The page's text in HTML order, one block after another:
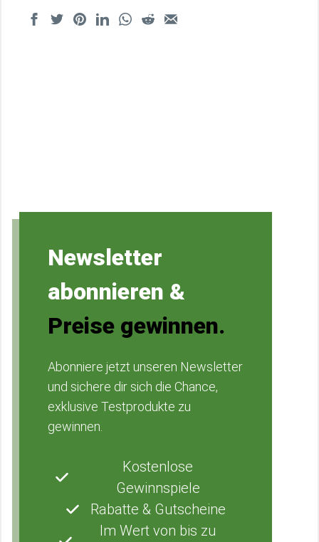
Newsletter
abonnieren &
Preise gewinnen.
Abonniere jetzt unseren Newsletter
und sichere dir sich die Chance,
exklusive Testprodukte zu
gewinnen.
Kostenlose
Gewinnspiele
Rabatte & Gutscheine
Im Wert von bis zu